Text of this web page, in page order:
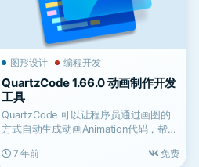
图形设计 编程开发
QuartzCode 1.66.0 动画制作开发
工具
QuartzCode 可以让程序员通过画图的
方式自动生成动画Animation代码，帮助
7 年前
免费